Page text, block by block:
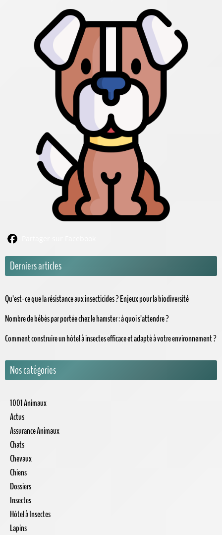
Derniers articles
Qu’est-ce que la résistance aux insecticides ? Enjeux pour la biodiversité
Nombre de bébés par portée chez le hamster : à quoi s’attendre ?
Comment construire un hôtel à insectes efficace et adapté à votre environnement ?
Nos catégories
1001 Animaux
Actus
Assurance Animaux
Chats
Chevaux
Chiens
Dossiers
Insectes
Hôtel à Insectes
Lapins